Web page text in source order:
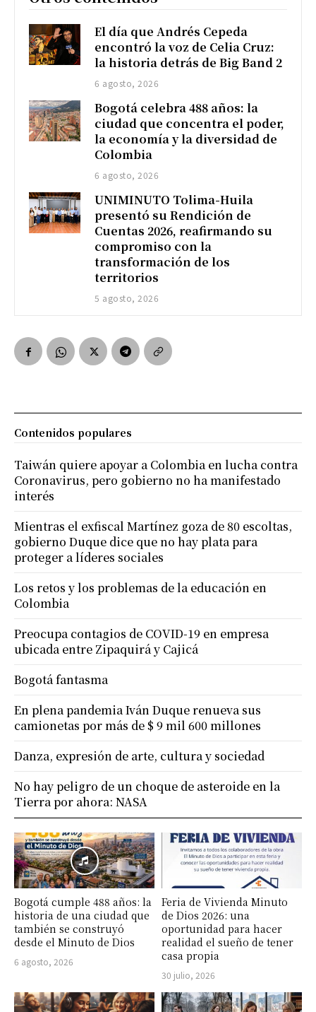
El día que Andrés Cepeda
encontró la voz de Celia Cruz:
la historia detrás de Big Band 2
6 agosto, 2026
Bogotá celebra 488 años: la
ciudad que concentra el poder,
la economía y la diversidad de
Colombia
6 agosto, 2026
UNIMINUTO Tolima-Huila
presentó su Rendición de
Cuentas 2026, reafirmando su
compromiso con la
transformación de los
territorios
5 agosto, 2026
Bogotá cumple 488 años: la
historia de una ciudad que
también se construyó
desde el Minuto de Dios
6 agosto, 2026
Feria de Vivienda Minuto
de Dios 2026: una
oportunidad para hacer
realidad el sueño de tener
casa propia
30 julio, 2026
Contenidos populares
Taiwán quiere apoyar a Colombia en lucha contra
Coronavirus, pero gobierno no ha manifestado
interés
Mientras el exfiscal Martínez goza de 80 escoltas,
gobierno Duque dice que no hay plata para
proteger a líderes sociales
Los retos y los problemas de la educación en
Colombia
Preocupa contagios de COVID-19 en empresa
ubicada entre Zipaquirá y Cajicá
Bogotá fantasma
En plena pandemia Iván Duque renueva sus
camionetas por más de $ 9 mil 600 millones
Danza, expresión de arte, cultura y sociedad
No hay peligro de un choque de asteroide en la
Tierra por ahora: NASA